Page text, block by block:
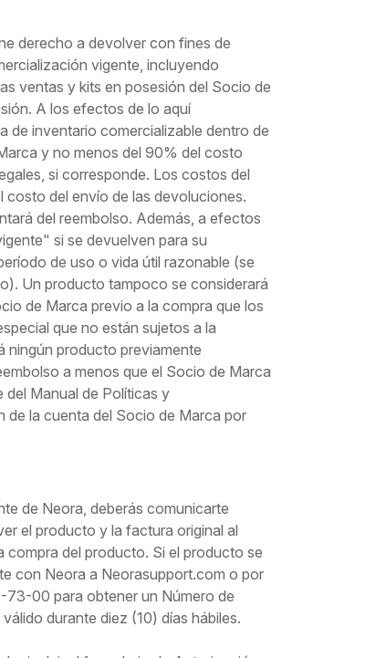
derecho a devolver con fines de
vigente, incluyendo
ventas y kits en posesión del Socio de
A los efectos de lo aquí
de inventario comercializable dentro de
y no menos del 90% del costo
si corresponde. Los costos del
costo del envío de las devoluciones.
del reembolso. Además, a efectos
si se devuelven para su
de uso o vida útil razonable (se
Un producto tampoco se considerará
de Marca previo a la compra que los
que no están sujetos a la
ningún producto previamente
a menos que el Socio de Marca
del Manual de Políticas y
de la cuenta del Socio de Marca por
de Neora, deberás comunicarte
el producto y la factura original al
compra del producto. Si el producto se
con Neora a Neorasupport.com o por
00 para obtener un Número de
durante diez (10) días hábiles.